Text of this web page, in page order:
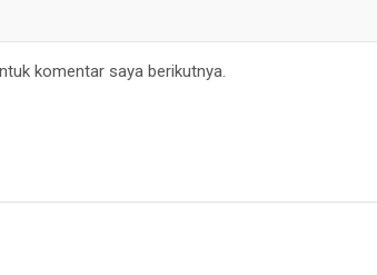
komentar saya berikutnya.